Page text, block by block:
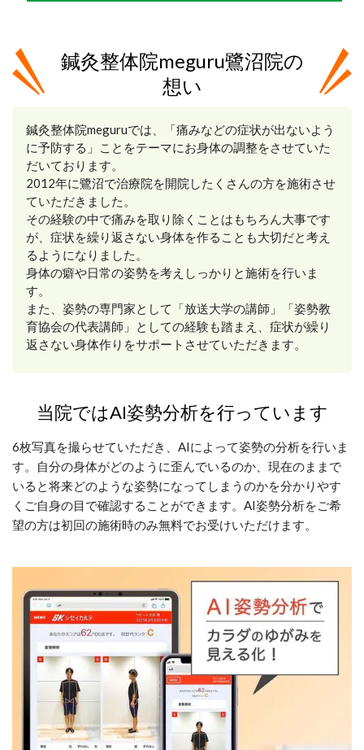
鍼灸整体院meguru鷺沼院の
想い
鍼灸整体院meguruでは、「痛みなどの症状が出ないよう
に予防する」ことをテーマにお身体の調整をさせていた
だいております。
2012年に鷺沼で治療院を開院したくさんの方を施術させ
ていただきました。
その経験の中で痛みを取り除くことはもちろん大事です
が、症状を繰り返さない身体を作ることも大切だと考え
るようになりました。
身体の癖や日常の姿勢を考えしっかりと施術を行いま
す。
また、姿勢の専門家として「放送大学の講師」「姿勢教
育協会の代表講師」としての経験も踏まえ、症状が繰り
返さない身体作りをサポートさせていただきます。
当院ではAI姿勢分析を行っています
6枚写真を撮らせていただき、AIによって姿勢の分析を行いま
す。自分の身体がどのように歪んでいるのか、現在のままで
いると将来どのような姿勢になってしまうのかを分かりやす
くご自身の目で確認することができます。AI姿勢分析をご希
望の方は初回の施術時のみ無料でお受けいただけます。